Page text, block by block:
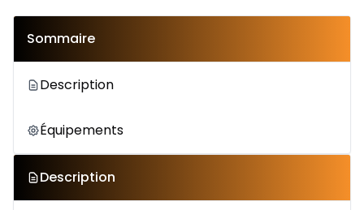
Sommaire
Description
Équipements
Description